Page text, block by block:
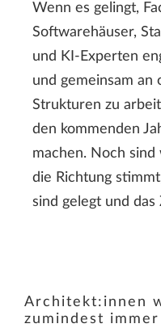
Wenn es gelingt,
Softwarehäuser,
und KI-Experten
und gemeinsam
Strukturen zu
den kommenden
machen. Noch
die Richtung
sind gelegt und das
Architekt:innen
zumindest